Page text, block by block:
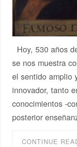
Hoy, 530 años
se nos muestra
el sentido amplio
innovador, tanto
conocimientos -
posterior
CONTINUE